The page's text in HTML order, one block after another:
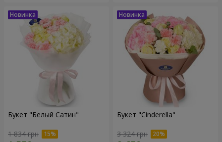
Букет "Белый Сатин"
1 834 грн
Букет "Cinderella"
3 324 грн